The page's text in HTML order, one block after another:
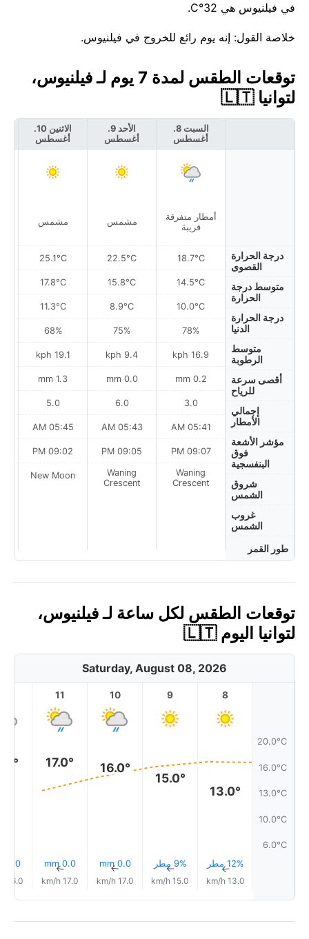
في فيلنيوس هي 32°C.
خلاصة القول: إنه يوم رائع للخروج في فيلنيوس.
توقعات الطقس لمدة 7 يوم لـ فيلنيوس،
لتوانيا 🇱🇹
درجة الحرارة
القصوى
متوسط درجة
الحرارة
درجة الحرارة
الدنيا
متوسط
الرطوبة
أقصى سرعة
للرياح
إجمالي
الأمطار
مؤشر الأشعة
فوق
البنفسجية
شروق
الشمس
غروب
الشمس
طور القمر
السبت 8.
أغسطس
أمطار متفرقة
قريبة
18.7°C
14.5°C
10.0°C
78%
16.9 kph
0.2 mm
3.0
05:41 AM
09:07 PM
Waning
Crescent
الأحد 9.
أغسطس
مشمس
22.5°C
15.8°C
8.9°C
75%
9.4 kph
0.0 mm
6.0
05:43 AM
09:05 PM
Waning
Crescent
الاثنين 10.
أغسطس
مشمس
25.1°C
17.8°C
11.3°C
68%
19.1 kph
1.3 mm
5.0
05:45 AM
09:02 PM
New Moon
توقعات الطقس لكل ساعة لـ فيلنيوس،
لتوانيا اليوم 🇱🇹
Saturday, August 08, 2026
20.0°C
16.0°C
13.0°C
10.0°C
6.0°C
8
13.0°
12% مطر↑
13.0 km/h
9
15.0°
9% مطر↑
15.0 km/h
10
16.0°
0.0 mm
↑
17.0 km/h
11
17.0°
0.0 mm
↑
17.0 km/h
0.0 mm
16.0 km/h